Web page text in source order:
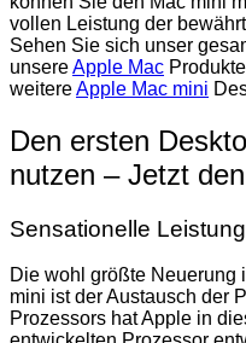
vollen Leistung der
Sehen Sie sich unser
unsereApple Mac
weitereApple Mac mini
Den ersten
nutzen – Jetzt
Sensationelle
Die wohl größte Neuerung
mini ist der Austausch der
Prozessors hat Apple in